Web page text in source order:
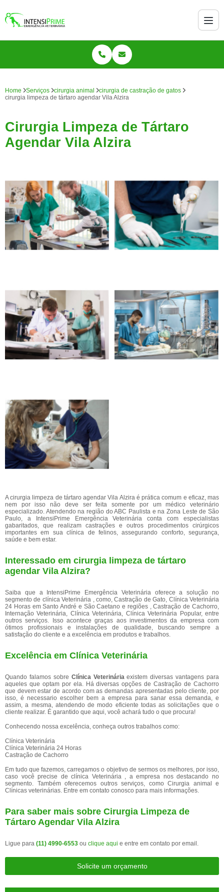
Home Serviços cirurgia animal
cirurgia de castração de gatos
cirurgia limpeza de tártaro agendar Vila Alzira
Cirurgia Limpeza de Tártaro
Agendar Vila Alzira
A cirurgia limpeza de tártaro agendar Vila Alzira é prática comum e eficaz, mas
nem por isso não deve ser feita somente por um médico veterinário
especializado. Atendendo na região do ABC Paulista e na Zona Leste de São
Paulo, a IntensiPrime Emergência Veterinária conta com especialistas
gabaritados, que realizam castrações e outros procedimentos cirúrgicos
importantes em sua clínica de felinos, assegurando conforto, segurança,
saúde e bem estar.
Interessado em cirurgia limpeza de tártaro
agendar Vila Alzira?
Saiba que a IntensiPrime Emergência Veterinária oferece a solução no
segmento de clínica Veterinária , como, Castração de Gato, Clínica Veterinária
24 Horas em Santo André e São Caetano e regiões , Castração de Cachorro,
Internação Veterinária, Clínica Veterinária, Clínica Veterinária Popular, entre
outros serviços. Isso acontece graças aos investimentos da empresa com
ótimos profissionais e instalações de qualidade, buscando sempre a
satisfação do cliente e a excelência em produtos e trabalhos.
Excelência em Clínica Veterinária
Quando falamos sobre Clínica Veterináriaexistem diversas vantagens para
aqueles que optam por ela. Há diversas opções de Castração de Cachorro
que devem estar de acordo com as demandas apresentadas pelo cliente, por
isso, é necessario escolher bem a empresa para sanar essa demanda, e
assim, a mesma, atendendo de modo eficiente todas as solicitações que o
cliente realizar. É garantido que aqui, você achará tudo o que procura!
Conhecendo nossa excelência, conheça outros trabalhos como:
Clínica Veterinária
Clínica Veterinária 24 Horas
Castração de Cachorro
Em tudo que fazemos, carregamos o objetivo de sermos os melhores, por isso,
caso você precise de clínica Veterinária , a empresa nos destacando no
segmento. Também oferecemos outros serviços, como Cirurgia animal e
Clínicas veterinárias. Entre em contato conosco para mais informações.
Para saber mais sobre Cirurgia Limpeza de
Tártaro Agendar Vila Alzira
Ligue para (11) 4990-6553 ou clique aqui e entre em contato por email.
Solicite um orçamento